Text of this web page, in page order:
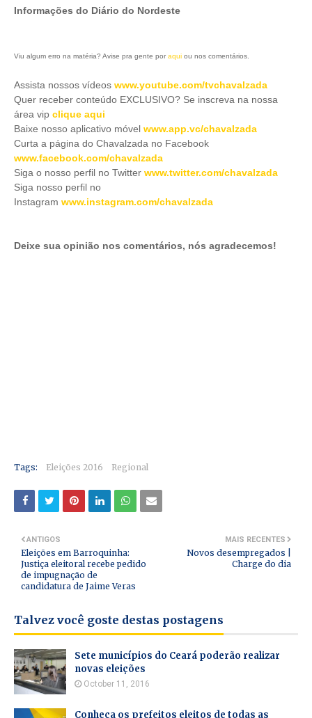
Informações do Diário do Nordeste
Viu algum erro na matéria? Avise pra gente por aqui ou nos comentários.
Assista nossos vídeos www.youtube.com/tvchavalzada
Quer receber conteúdo EXCLUSIVO? Se inscreva na nossa
área vip clique aqui
Baixe nosso aplicativo móvel www.app.vc/chavalzada
Curta a página do Chavalzada no Facebook
www.facebook.com/chavalzada
Siga o nosso perfil no Twitter www.twitter.com/chavalzada
Siga nosso perfil no
Instagram www.instagram.com/chavalzada
Deixe sua opinião nos comentários, nós agradecemos!
Tags: Eleições 2016 Regional
MAIS RECENTES
Novos desempregados |
Charge do dia
ANTIGOS
Eleições em Barroquinha:
Justiça eleitoral recebe pedido
de impugnação de
candidatura de Jaime Veras
Talvez você goste destas postagens
Sete municípios do Ceará poderão realizar
novas eleições
October 11, 2016
Conheça os prefeitos eleitos de todas as